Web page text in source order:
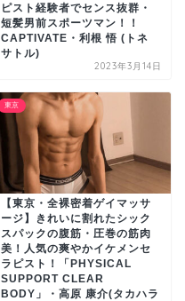
ピスト経験者でセンス抜群・
短髪男前スポーツマン！！
CAPTIVATE・利根 悟 (トネ
サトル)
2023年3月14日
東京
【東京・全裸密着ゲイマッサ
ージ】きれいに割れたシック
スパックの腹筋・圧巻の筋肉
美！人気の爽やかイケメンセ
ラピスト！「PHYSICAL
SUPPORT CLEAR
BODY」・高原 康介(タカハラ